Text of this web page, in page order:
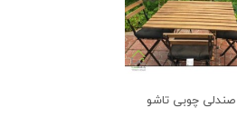
صندلی چوبی تاشو